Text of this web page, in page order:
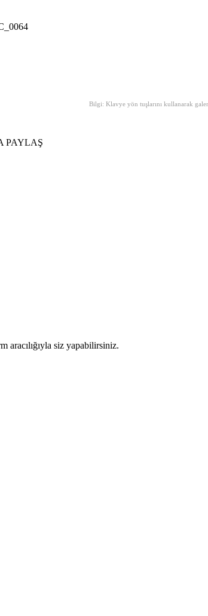
Bilgi: Klavye yön tuşlarını kullanarak
PAYLAŞ
aracılığıyla siz yapabilirsiniz.